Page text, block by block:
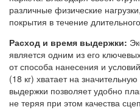
различные физические
покрытия в течение
Расход и время выдержки:
является одним из его
от способа нанесения и
(18 кг) хватает на
выдержки позволяет удобно
не теряя при этом качества